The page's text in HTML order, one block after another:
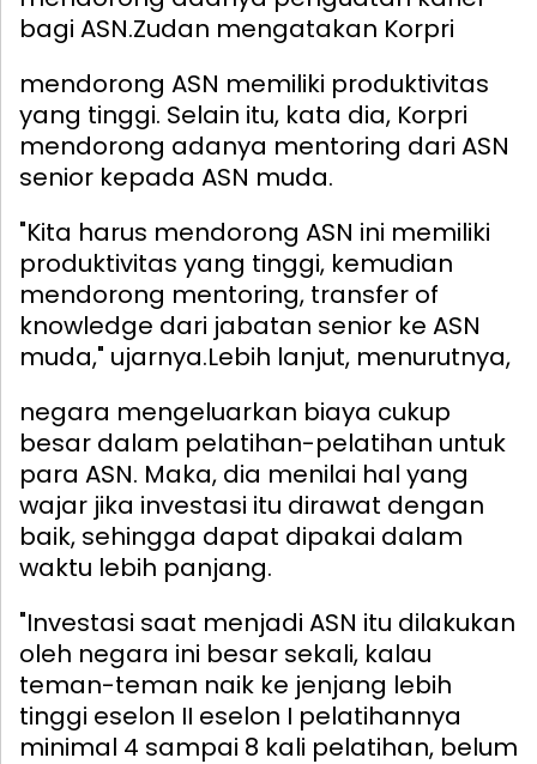
bagi ASN.Zudan mengatakan Korpri
mendorong ASN memiliki produktivitas
yang tinggi. Selain itu, kata dia, Korpri
mendorong adanya mentoring dari ASN
senior kepada ASN muda.
"Kita harus mendorong ASN ini memiliki
produktivitas yang tinggi, kemudian
mendorong mentoring, transfer of
knowledge dari jabatan senior ke ASN
muda," ujarnya.Lebih lanjut, menurutnya,
negara mengeluarkan biaya cukup
besar dalam pelatihan-pelatihan untuk
para ASN. Maka, dia menilai hal yang
wajar jika investasi itu dirawat dengan
baik, sehingga dapat dipakai dalam
waktu lebih panjang.
"Investasi saat menjadi ASN itu dilakukan
oleh negara ini besar sekali, kalau
teman-teman naik ke jenjang lebih
tinggi eselon II eselon I pelatihannya
minimal 4 sampai 8 kali pelatihan, belum